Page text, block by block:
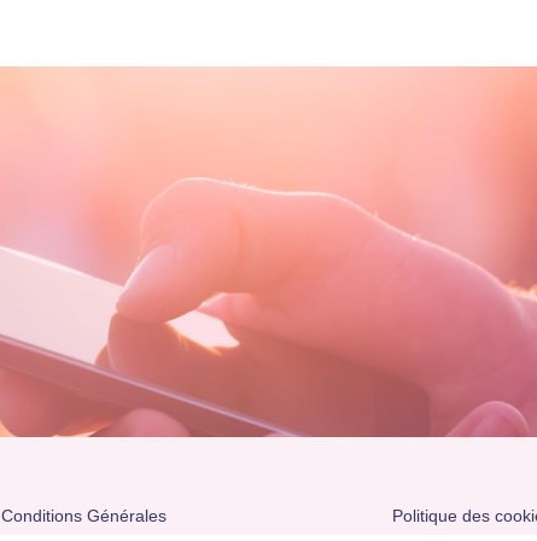
Conditions Générales Politique des